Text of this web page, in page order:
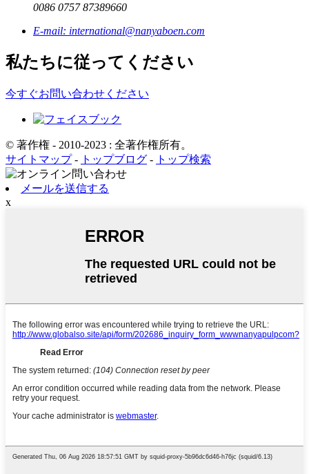
0086 0757 87389660
E-mail: international@nanyaboen.com
私たちに従ってください
今すぐお問い合わせください
© 著作権 - 2010-2023 : 全著作権所有。
サイトマップ- トップブログ - トップ検索
メールを送信する
x